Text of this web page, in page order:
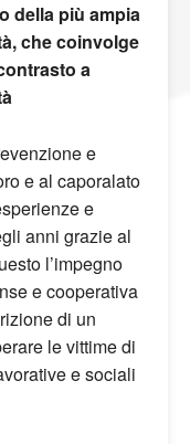
della più ampia
che coinvolge
a
e
e al caporalato
e
anni grazie al
l’impegno
e cooperativa
di un
le vittime di
e sociali